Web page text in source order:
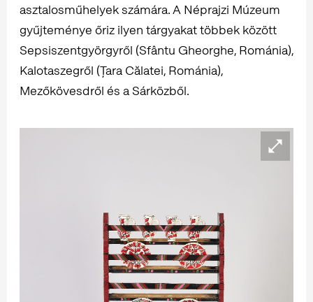
asztalosműhelyek számára. A Néprajzi Múzeum
gyűjteménye őriz ilyen tárgyakat többek között
Sepsiszentgyörgyről (Sfântu Gheorghe, Románia),
Kalotaszegről (Țara Călatei, Románia),
Mezőkövesdről és a Sárközből.